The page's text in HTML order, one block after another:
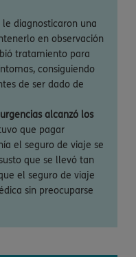
le diagnosticaron una
en observación
tratamiento para
consiguiendo
de ser dado de
alcanzó los
que pagar
el seguro de viaje se
que se llevó tan
el seguro de viaje
sin preocuparse